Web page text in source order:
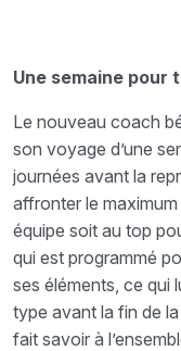
Une semaine pour
Le nouveau coach
son voyage d’une
journées avant la
affronter le
équipe soit au top
qui est programmé
ses éléments, ce qui
type avant la fin de
fait savoir à